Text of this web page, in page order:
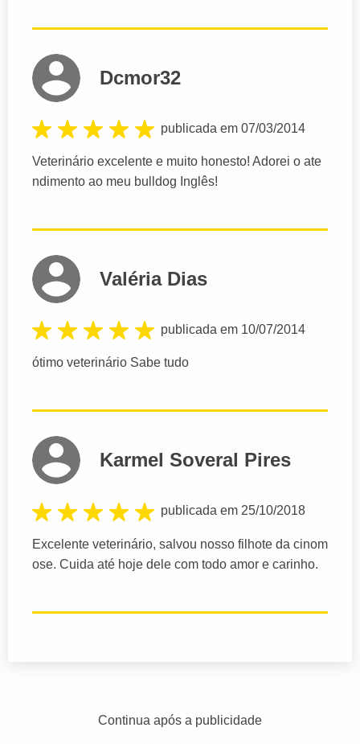
Dcmor32
publicada em 07/03/2014
Veterinário excelente e muito honesto! Adorei o ate
ndimento ao meu bulldog Inglês!
Valéria Dias
publicada em 10/07/2014
ótimo veterinário Sabe tudo
Karmel Soveral Pires
publicada em 25/10/2018
Excelente veterinário, salvou nosso filhote da cinom
ose. Cuida até hoje dele com todo amor e carinho.
Continua após a publicidade